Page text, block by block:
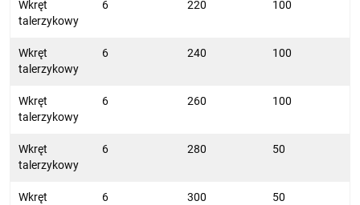
Wkręt
talerzykowy
6 220 100
Wkręt
talerzykowy
6 240 100
Wkręt
talerzykowy
6 260 100
Wkręt
talerzykowy
6 280 50
Wkręt
6 300 50